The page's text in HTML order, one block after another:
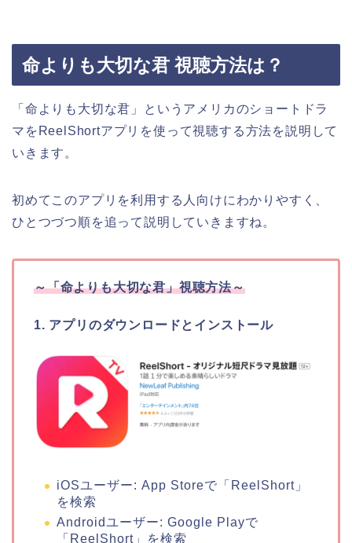
命よりも大切な君 視聴方法は？
「命よりも大切な君」というアメリカのショートドラ
マをReelShortアプリを使って視聴する方法を説明して
いきます。
初めてこのアプリを利用する人向けにわかりやすく、
ひとつづつ順を追って説明していきますね。
～「命よりも大切な君」視聴方法～
1. アプリのダウンロードとインストール
iOSユーザー: App Storeで「ReelShort」
を検索
Androidユーザー: Google Playで
「ReelShort」を検索